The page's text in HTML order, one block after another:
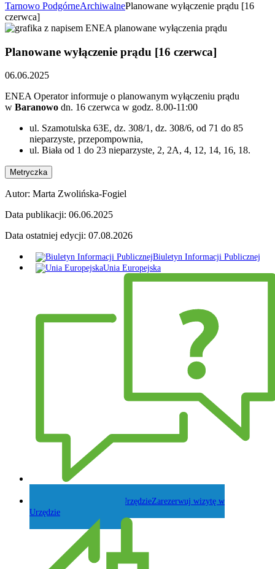
Tarnowo PodgórneArchiwalnePlanowane wyłączenie prądu [16
czerwca]
Planowane wyłączenie prądu [16 czerwca]
06.06.2025
ENEA Operator informuje o planowanym wyłączeniu prądu
w Baranowo dn. 16 czerwca w godz. 8.00-11:00
ul. Szamotulska 63E, dz. 308/1, dz. 308/6, od 71 do 85
nieparzyste, przepompownia,
ul. Biała od 1 do 23 nieparzyste, 2, 2A, 4, 12, 14, 16, 18.
Metryczka
Autor: Marta Zwolińska-Fogiel
Data publikacji: 06.06.2025
Data ostatniej edycji: 07.08.2026
Biuletyn Informacji Publicznej
Unia Europejska
Zarezerwuj wizytę w
Urzędzie